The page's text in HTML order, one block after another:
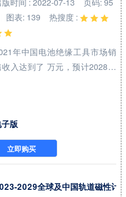
重要地位，预计2028年份额将达
%。同时就应用来看，冶金业
2021年份额大约...
图表: 139
热搜度 :
年中国电池绝缘工具市场销
收入达到了 万元，预计2028年
合增长率(CAGR)为 %。中国
核心厂商包括KEYSTONE、
Wrap、DEI、Electrolock和
Engineering等，按收入
2021年中国市场前三大厂商
品类型方面来看，电池绝缘套
版
立即购买
2029全球及中国轨道磁性计